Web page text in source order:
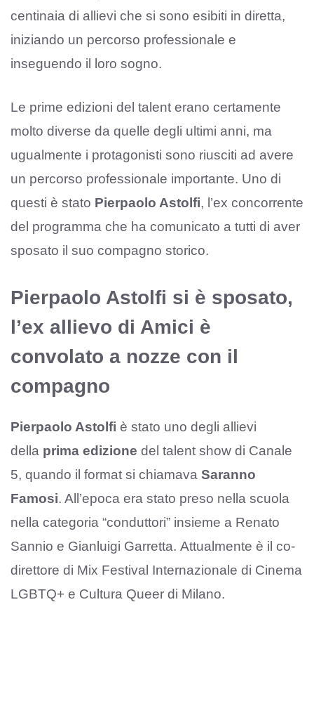
centinaia di allievi che si sono esibiti in diretta,
iniziando un percorso professionale e
inseguendo il loro sogno.
Le prime edizioni del talent erano certamente
molto diverse da quelle degli ultimi anni, ma
ugualmente i protagonisti sono riusciti ad avere
un percorso professionale importante. Uno di
questi è stato Pierpaolo Astolfi, l’ex concorrente
del programma che ha comunicato a tutti di aver
sposato il suo compagno storico.
Pierpaolo Astolfi si è sposato,
l’ex allievo di Amici è
convolato a nozze con il
compagno
Pierpaolo Astolfi è stato uno degli allievi
della prima edizione del talent show di Canale
5, quando il format si chiamava Saranno
Famosi. All’epoca era stato preso nella scuola
nella categoria “conduttori” insieme a Renato
Sannio e Gianluigi Garretta. Attualmente è il co-
direttore di Mix Festival Internazionale di Cinema
LGBTQ+ e Cultura Queer di Milano.